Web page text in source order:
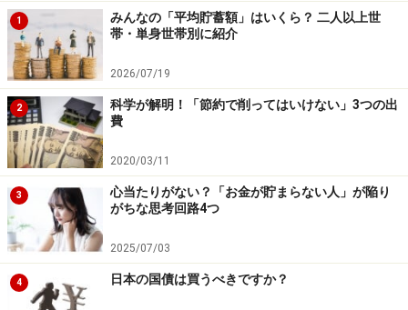
必要なもの3 習慣化すること
フルマラソンを目指す人は、練習として週に何回かのペ
ースで一定距離を走って、筋力や体力、経験値などをつ
けていきますが、習慣化していくことは、貯蓄も同じで
す。「毎月一定額を、お給料が入ったらすぐ貯めてしま
う」「出費にメリハリをつける」「迷ったら買わない」
などという「貯まる習慣」を身につければ、ゴールにど
んどん近付いていけるでしょう。
1
みんなの「平均貯蓄額」はいくら？ 二人以上世
帯・単身世帯別に紹介
2026/07/19
2
科学が解明！「節約で削ってはいけない」3つの出
費
2020/03/11
3
心当たりがない？「お金が貯まらない人」が陥り
がちな思考回路4つ
2025/07/03
4 日本の国債は買うべきですか？